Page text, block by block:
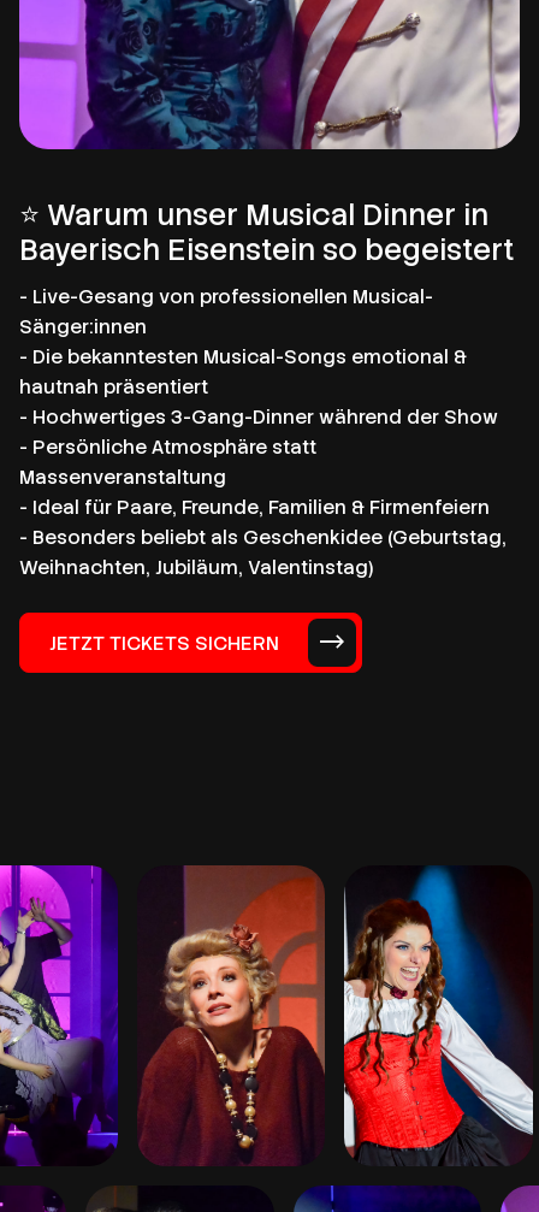
⭐ Warum unser Musical Dinner in
Bayerisch Eisenstein so begeistert
- Live-Gesang von professionellen Musical-
Sänger:innen
- Die bekanntesten Musical-Songs emotional &
hautnah präsentiert
- Hochwertiges 3-Gang-Dinner während der Show
- Persönliche Atmosphäre statt
Massenveranstaltung
- Ideal für Paare, Freunde, Familien & Firmenfeiern
- Besonders beliebt als Geschenkidee (Geburtstag,
Weihnachten, Jubiläum, Valentinstag)
JETZT TICKETS SICHERN